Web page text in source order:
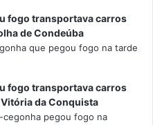
fogo transportava carros
de Condeúba
que pegou fogo na tarde
fogo transportava carros
da Conquista
pegou fogo na